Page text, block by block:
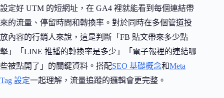
設定好 UTM 的短網址，在 GA4 裡就能看到每個連結帶
來的流量、停留時間和轉換率。對於同時在多個管道投
放內容的行銷人來說，這是判斷「FB 貼文帶來多少點
擊」「LINE 推播的轉換率是多少」「電子報裡的連結哪
些被點開了」的關鍵資料。搭配SEO 基礎概念和Meta
Tag 設定一起理解，流量追蹤的邏輯會更完整。